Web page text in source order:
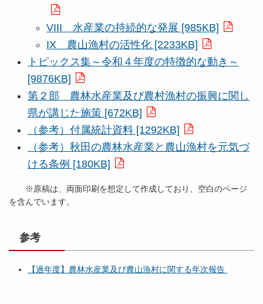
VIII 水産業の持続的な発展 [985KB]
IX 農山漁村の活性化 [2233KB]
トピックス集～令和４年度の特徴的な動き～
[9876KB]
第２部 農林水産業及び農村漁村の振興に関し
県が講じた施策 [672KB]
（参考）付属統計資料 [1292KB]
（参考）秋田の農林水産業と農山漁村を元気づ
ける条例 [180KB]
※原稿は、両面印刷を想定して作成しており、空白のページ
を含んでいます。
参考
【過年度】農林水産業及び農山漁村に関する年次報告